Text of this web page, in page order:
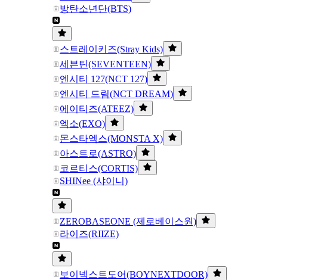
방탄소년단(BTS)
스트레이키즈(Stray Kids)
세븐틴(SEVENTEEN)
엔시티 127(NCT 127)
엔시티 드림(NCT DREAM)
에이티즈(ATEEZ)
엑소(EXO)
몬스타엑스(MONSTA X)
아스트로(ASTRO)
코르티스(CORTIS)
SHINee (샤이니)
ZEROBASEONE (제로베이스원)
라이즈(RIIZE)
보이넥스트도어(BOYNEXTDOOR)